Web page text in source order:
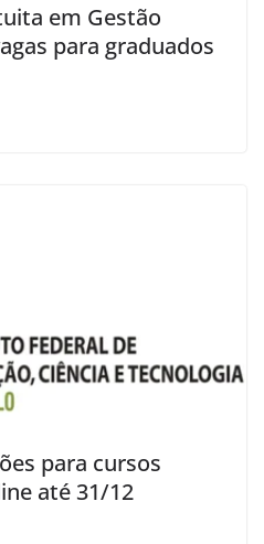
em Gestão
para graduados
para cursos
até 31/12